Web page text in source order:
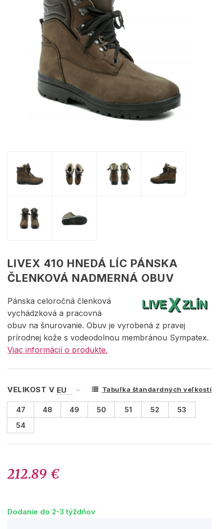
LIVEX 410 HNEDÁ LÍC PÁNSKA
ČLENKOVÁ NADMERNÁ OBUV
Pánska celoročná členková
vychádzková a pracovná
obuv na šnurovanie. Obuv je vyrobená z pravej
prírodnej kože s vodeodolnou membránou Sympatex.
Viac informácií o produkte.
VELIKOST V Tabuľka štandardných veľkostí
47 48 49 50 51 52
53
54
212.89 €
Dodanie do 2-3 týždňov